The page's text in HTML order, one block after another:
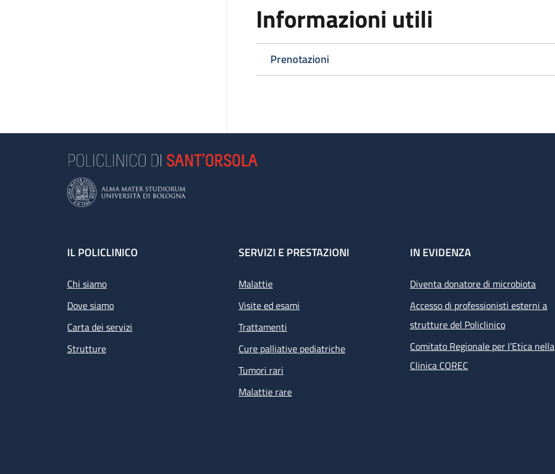
Informazioni utili
Prenotazioni
Footer
IL POLICLINICO
Chi siamo
Dove siamo
Carta dei servizi
Strutture
SERVIZI E PRESTAZIONI
Malattie
Visite ed esami
Trattamenti
Cure palliative pediatriche
Tumori rari
Malattie rare
IN EVIDENZA
Diventa donatore di microbiota
Accesso di professionisti esterni a
strutture del Policlinico
Comitato Regionale per l’Etica nella
Clinica COREC